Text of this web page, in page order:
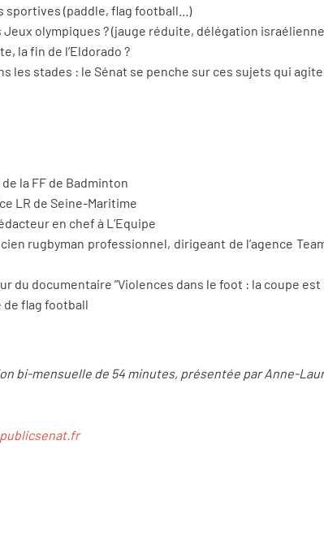
sportives (paddle, flag football...)
olympiques ? (jauge réduite, délégation
la fin de l’Eldorado ?
les stades : le Sénat se penche sur ces sujets qui
la FF de Badminton
LR de Seine-Maritime
en chef à L’Equipe
rugbyman professionnel, dirigeant de l’agence
du documentaire “Violences dans le foot : la coupe est
de flag football
bi-mensuelle de 54 minutes, présentée par Anne-
publicsenat.fr